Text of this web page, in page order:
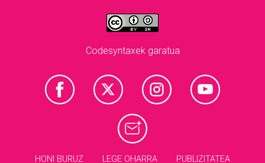
Codesyntaxek garatua
HONI BURUZ LEGE OHARRA PUBLIZITATEA